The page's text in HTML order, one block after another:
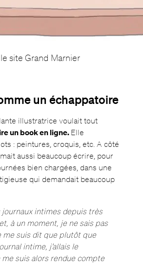
site Grand Marnier
un échappatoire
illustratrice voulait tout
un book en ligne. Elle
: peintures, croquis, etc. A côté
aussi beaucoup écrire, pour
bien chargées, dans une
qui demandait beaucoup
journaux intimes depuis très
à un moment, je ne sais pas
me suis dit que plutôt que
intime, j’allais le
me suis alors rendue compte